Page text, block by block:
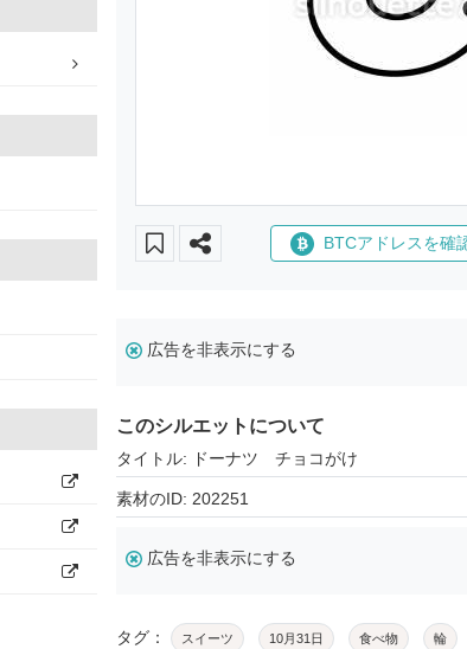
BTCアドレスを確
広告を非表示にする
このシルエットについて
タイトル: ドーナツ チョコがけ
素材のID: 202251
広告を非表示にする
タグ： スイーツ 10月31日 食べ物 輪